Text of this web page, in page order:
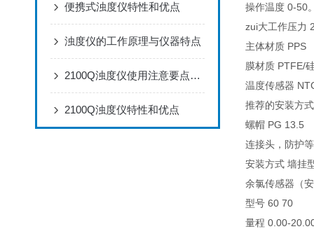
便携式浊度仪特性和优点
浊度仪的工作原理与仪器特点
2100Q浊度仪使用注意要点说明
2100Q浊度仪特性和优点
操作温度 0-50
zui大工作压力
主体材质 PPS
膜材质 PTFE/
温度传感器
推荐的安装方
螺帽 PG 13.5
连接头，防护
安装方式 墙挂
余氯传感器（
型号 60 70
量程 0.00-